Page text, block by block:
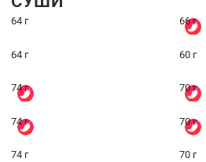
64 г 66 г
64 г 60 г
74 г 70 г
74 г 70 г
74 г 70 г